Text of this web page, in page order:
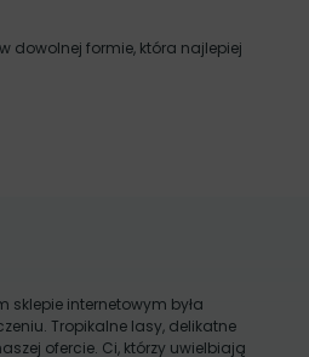
dowolnej formie, która najlepiej
internetowym była
Tropikalne lasy, delikatne
ofercie. Ci, którzy uwielbiają